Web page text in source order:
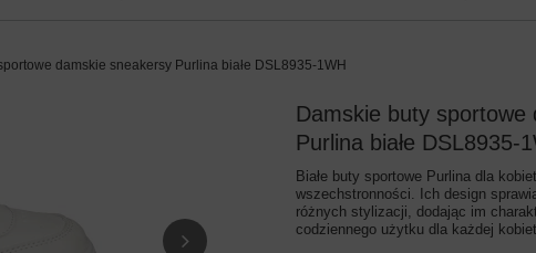
damskie sneakersy Purlina białe DSL8935-1WH
Damskie buty sportowe
Purlina białe DSL8935-
Białe buty sportowe Purlina dla
wszechstronności. Ich design
różnych stylizacji, dodając im
codziennego użytku dla każdej